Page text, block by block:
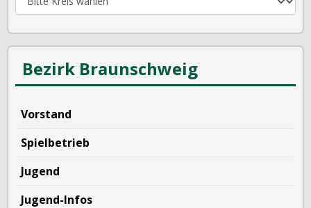
Bezirk Braunschweig
Vorstand
Spielbetrieb
Jugend
Jugend-Infos